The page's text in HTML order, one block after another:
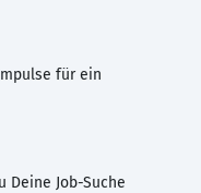
für ein
Deine Job-Suche